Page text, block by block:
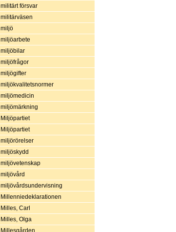
militärt försvar
militärväsen
miljö
miljöarbete
miljöbilar
miljöfrågor
miljögifter
miljökvalitetsnormer
miljömedicin
miljömärkning
Miljöpartiet
Miljöpartiet
miljörörelser
miljöskydd
miljövetenskap
miljövård
miljövårdsundervisning
Millenniedeklarationen
Milles, Carl
Milles, Olga
Millesgården